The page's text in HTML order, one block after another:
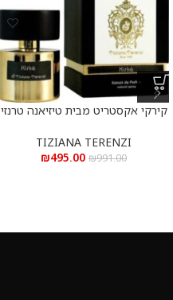
קירקי אקסטריט מבית טיזיאנה טרנזי
Parfum 100 ml
TIZIANA TERENZI
₪991.00
₪495.00